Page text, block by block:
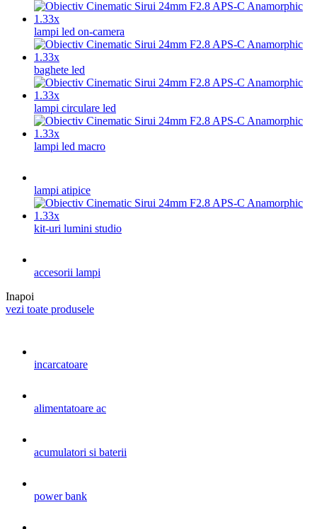
lampi led on-camera
baghete led
lampi circulare led
lampi led macro
lampi atipice
kit-uri lumini studio
accesorii lampi
Inapoi
vezi toate produsele
incarcatoare
alimentatoare ac
acumulatori si baterii
power bank